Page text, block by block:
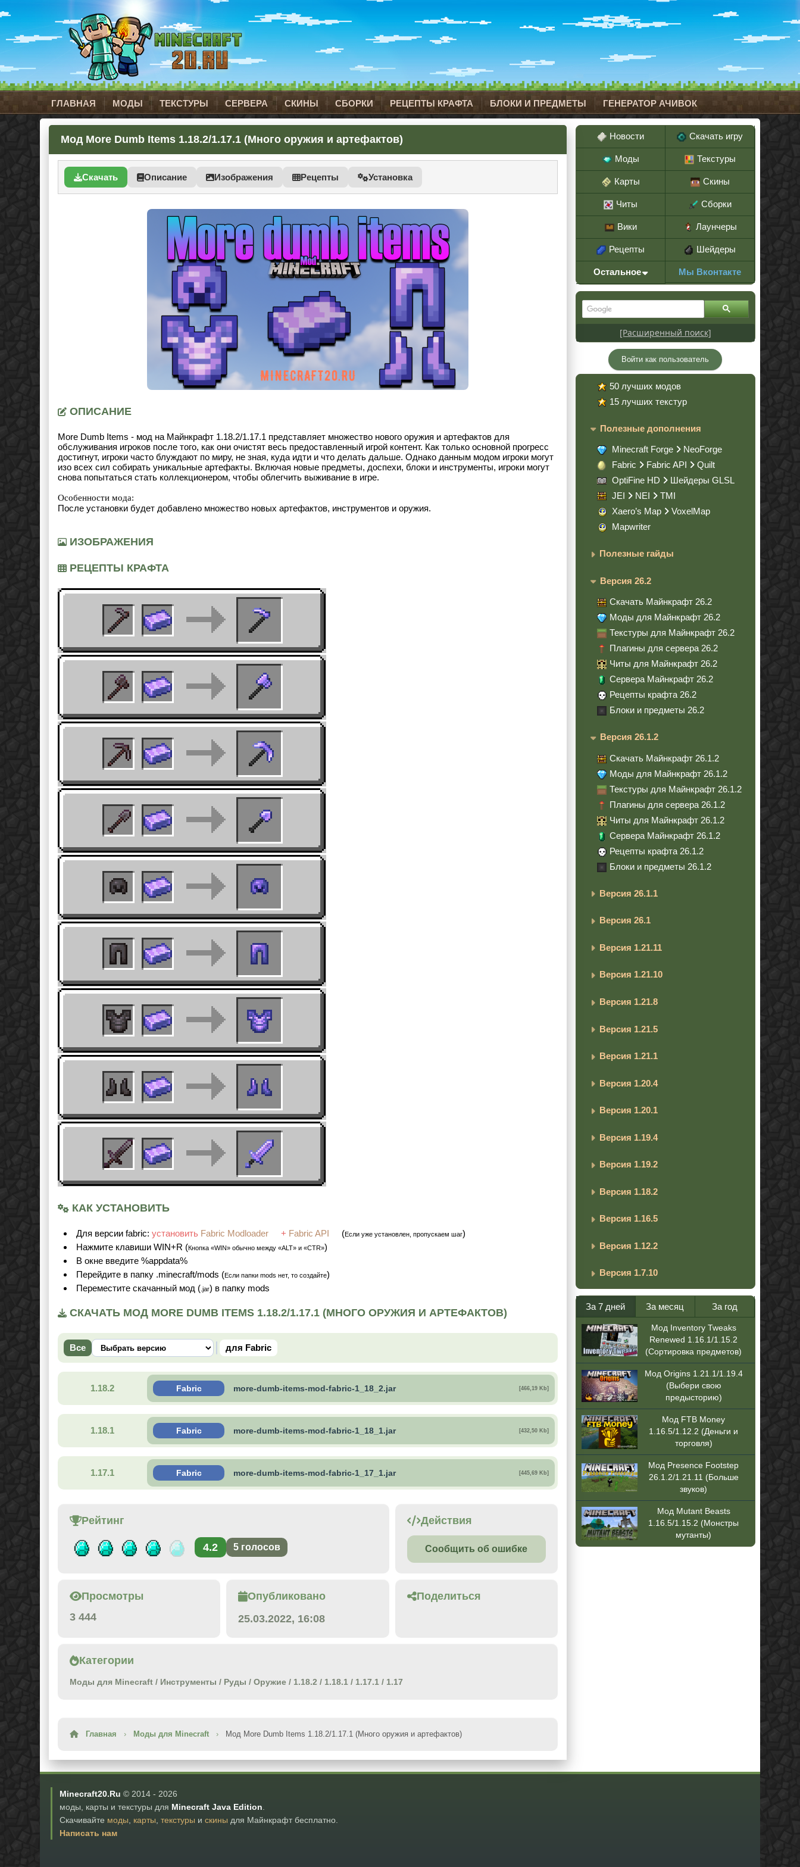
ГЛАВНАЯ МОДЫ ТЕКСТУРЫ СЕРВЕРА СКИНЫ СБОРКИ РЕЦЕПТЫ КРАФТА БЛОКИ И ПРЕДМЕТЫ ГЕНЕРАТОР АЧИВОК
Мод More Dumb Items 1.18.2/1.17.1 (Много оружия и артефактов)
Скачать Описание Изображения Рецепты Установка
ОПИСАНИЕ
More Dumb Items - мод на Майнкрафт 1.18.2/1.17.1 представляет множество нового оружия и артефактов для
обслуживания игроков после того, как они очистят весь предоставленный игрой контент. Как только основной прогресс
достигнут, игроки часто блуждают по миру, не зная, куда идти и что делать дальше. Однако данным модом игроки могут
изо всех сил собирать уникальные артефакты. Включая новые предметы, доспехи, блоки и инструменты, игроки могут
снова попытаться стать коллекционером, чтобы облегчить выживание в игре.
Особенности мода:
После установки будет добавлено множество новых артефактов, инструментов и оружия.
ИЗОБРАЖЕНИЯ
РЕЦЕПТЫ КРАФТА
КАК УСТАНОВИТЬ
Для версии fabric: установить Fabric Modloader + Fabric API (Если уже установлен, пропускаем шаг)
Нажмите клавиши WIN+R (Кнопка «WIN» обычно между «ALT» и «CTR»)
В окне введите %appdata%
Перейдите в папку .minecraft/mods (Если папки mods нет, то создайте)
Переместите скачанный мод ( .jar) в папку mods
СКАЧАТЬ МОД MORE DUMB ITEMS 1.18.2/1.17.1 (МНОГО ОРУЖИЯ И АРТЕФАКТОВ)
Все для Fabric
1.18.2 Fabric more-dumb-items-mod-fabric-1_18_2.jar [466,19 Kb]
1.18.1 Fabric more-dumb-items-mod-fabric-1_18_1.jar [432,50 Kb]
1.17.1 Fabric more-dumb-items-mod-fabric-1_17_1.jar [445,69 Kb]
Рейтинг
4.2 5 голосов
Действия
Сообщить об ошибке
Просмотры
3 444
Опубликовано
25.03.2022, 16:08
Поделиться
Категории
Моды для Minecraft / Инструменты / Руды / Оружие / 1.18.2 / 1.18.1 / 1.17.1 / 1.17
Главная › Моды для Minecraft › Мод More Dumb Items 1.18.2/1.17.1 (Много оружия и артефактов)
Новости Скачать игру
Моды Текстуры
Карты Скины
Читы Сборки
Вики Лаунчеры
Рецепты Шейдеры
Остальное Мы Вконтакте
[Расширенный поиск]
Войти как пользователь
50 лучших модов
15 лучших текстур
Полезные дополнения
Minecraft Forge
NeoForge
Fabric
Fabric API
Quilt
OptiFine HD
Шейдеры GLSL
JEI
NEI
TMI
Xaero’s Map
VoxelMap
Mapwriter
Полезные гайды
Версия 26.2
Скачать Майнкрафт 26.2
Моды для Майнкрафт 26.2
Текстуры для Майнкрафт 26.2
Плагины для сервера 26.2
Читы для Майнкрафт 26.2
Сервера Майнкрафт 26.2
Рецепты крафта 26.2
Блоки и предметы 26.2
Версия 26.1.2
Скачать Майнкрафт 26.1.2
Моды для Майнкрафт 26.1.2
Текстуры для Майнкрафт 26.1.2
Плагины для сервера 26.1.2
Читы для Майнкрафт 26.1.2
Сервера Майнкрафт 26.1.2
Рецепты крафта 26.1.2
Блоки и предметы 26.1.2
Версия 26.1.1
Версия 26.1
Версия 1.21.11
Версия 1.21.10
Версия 1.21.8
Версия 1.21.5
Версия 1.21.1
Версия 1.20.4
Версия 1.20.1
Версия 1.19.4
Версия 1.19.2
Версия 1.18.2
Версия 1.16.5
Версия 1.12.2
Версия 1.7.10
За 7 дней За месяц За год
Мод Inventory Tweaks
Renewed 1.16.1/1.15.2
(Сортировка предметов)
Мод Origins 1.21.1/1.19.4
(Выбери свою
предысторию)
Мод FTB Money
1.16.5/1.12.2 (Деньги и
торговля)
Мод Presence Footstep
26.1.2/1.21.11 (Больше
звуков)
Мод Mutant Beasts
1.16.5/1.15.2 (Монстры
мутанты)
Minecraft20.Ru © 2014 - 2026
моды, карты и текстуры для Minecraft Java Edition
Скачивайте моды карты текстуры и скины для Майнкрафт бесплатно.
Написать нам